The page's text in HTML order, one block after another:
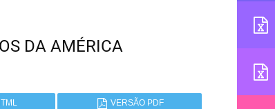
DA AMÉRICA
VERSÃO PDF